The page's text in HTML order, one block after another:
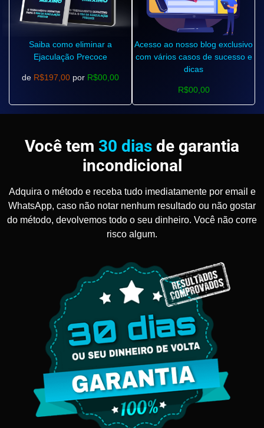
Saiba como eliminar a
Ejaculação Precoce
de R$197,00 por R$00,00
Acesso ao nosso blog exclusivo
com vários casos de sucesso e
dicas
R$00,00
Você tem 30 dias de garantia
incondicional
Adquira o método e receba tudo imediatamente por email e
WhatsApp, caso não notar nenhum resultado ou não gostar
do método, devolvemos todo o seu dinheiro. Você não corre
risco algum.